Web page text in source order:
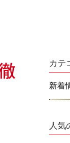
カテ
新着
人気